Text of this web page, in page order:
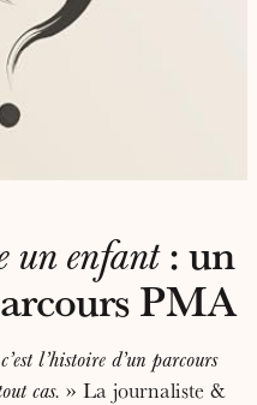
un enfant: un
PMA
l’histoire d’un parcours
cas. » La journaliste &